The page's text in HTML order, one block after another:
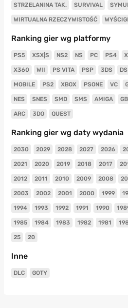
STRZELANINA TAK. SURVIVAL
WIRTUALNA RZECZYWISTOŚĆ WYŚCIGI
Ranking gier wg platformy
PS5 XSX|S NS2 NS PC PS4
X360 WII PS VITA PSP 3DS DS
MOBILE PS2 XBOX PSONE VC
NES SNES SMD SMS AMIGA
ARC 3DO QUEST
Ranking gier wg daty wydania
2030 2029 2028 2027 2026
2021 2020 2019 2018 2017
2012 2011 2010 2009 2008
2003 2002 2001 2000 1999
1994 1993 1992 1991 1990
1985 1984 1983 1982 1981
25 20
Inne
DLC GOTY